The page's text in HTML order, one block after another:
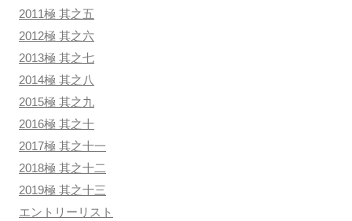
2011極 其之五
2012極 其之六
2013極 其之七
2014極 其之八
2015極 其之九
2016極 其之十
2017極 其之十一
2018極 其之十二
2019極 其之十三
エントリーリスト